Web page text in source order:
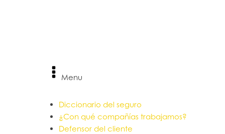
Menu
Diccionario del seguro
¿Con qué compañías trabajamos?
Defensor del cliente